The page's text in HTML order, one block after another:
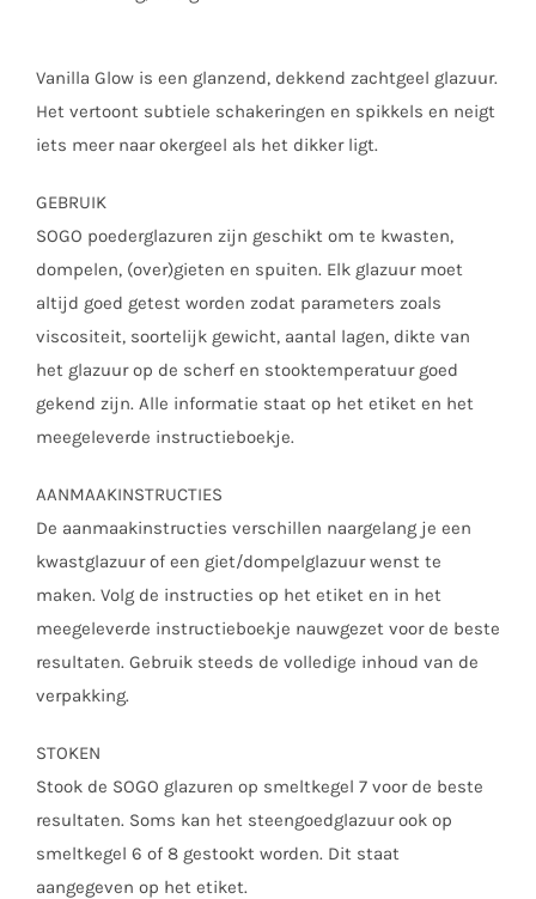
Vanilla Glow is een glanzend, dekkend zachtgeel glazuur.
Het vertoont subtiele schakeringen en spikkels en neigt
iets meer naar okergeel als het dikker ligt.
GEBRUIK
SOGO poederglazuren zijn geschikt om te kwasten,
dompelen, (over)gieten en spuiten. Elk glazuur moet
altijd goed getest worden zodat parameters zoals
viscositeit, soortelijk gewicht, aantal lagen, dikte van
het glazuur op de scherf en stooktemperatuur goed
gekend zijn. Alle informatie staat op het etiket en het
meegeleverde instructieboekje.
AANMAAKINSTRUCTIES
De aanmaakinstructies verschillen naargelang je een
kwastglazuur of een giet/dompelglazuur wenst te
maken. Volg de instructies op het etiket en in het
meegeleverde instructieboekje nauwgezet voor de beste
resultaten. Gebruik steeds de volledige inhoud van de
verpakking.
STOKEN
Stook de SOGO glazuren op smeltkegel 7 voor de beste
resultaten. Soms kan het steengoedglazuur ook op
smeltkegel 6 of 8 gestookt worden. Dit staat
aangegeven op het etiket.